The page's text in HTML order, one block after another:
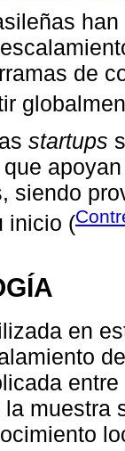
de
startups
siendo
inicio (
en
muestra